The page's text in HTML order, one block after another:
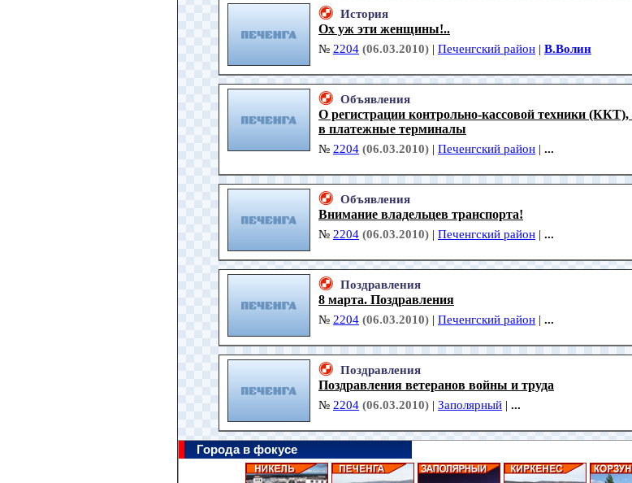
История
Ох уж эти женщины!..
№ 2204 (06.03.2010) | Печенгский район | В.Волин
Объявления
О регистрации контрольно-кассовой техники (ККТ),
в платежные терминалы
№ 2204 (06.03.2010) | Печенгский район | ...
Объявления
Внимание владельцев транспорта!
№ 2204 (06.03.2010) | Печенгский район | ...
Поздравления
8 марта. Поздравления
№ 2204 (06.03.2010) | Печенгский район | ...
Поздравления
Поздравления ветеранов войны и труда
№ 2204 (06.03.2010) | Заполярный | ...
Города в фокусе